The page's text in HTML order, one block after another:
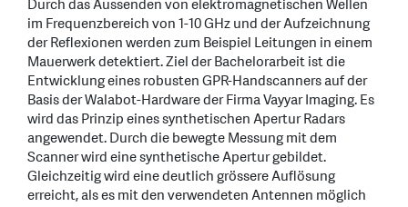
Durch das Aussenden von elektromagnetischen Wellen
im Frequenzbereich von 1-10 GHz und der Aufzeichnung
der Reflexionen werden zum Beispiel Leitungen in einem
Mauerwerk detektiert. Ziel der Bachelorarbeit ist die
Entwicklung eines robusten GPR-Handscanners auf der
Basis der Walabot-Hardware der Firma Vayyar Imaging. Es
wird das Prinzip eines synthetischen Apertur Radars
angewendet. Durch die bewegte Messung mit dem
Scanner wird eine synthetische Apertur gebildet.
Gleichzeitig wird eine deutlich grössere Auflösung
erreicht, als es mit den verwendeten Antennen möglich